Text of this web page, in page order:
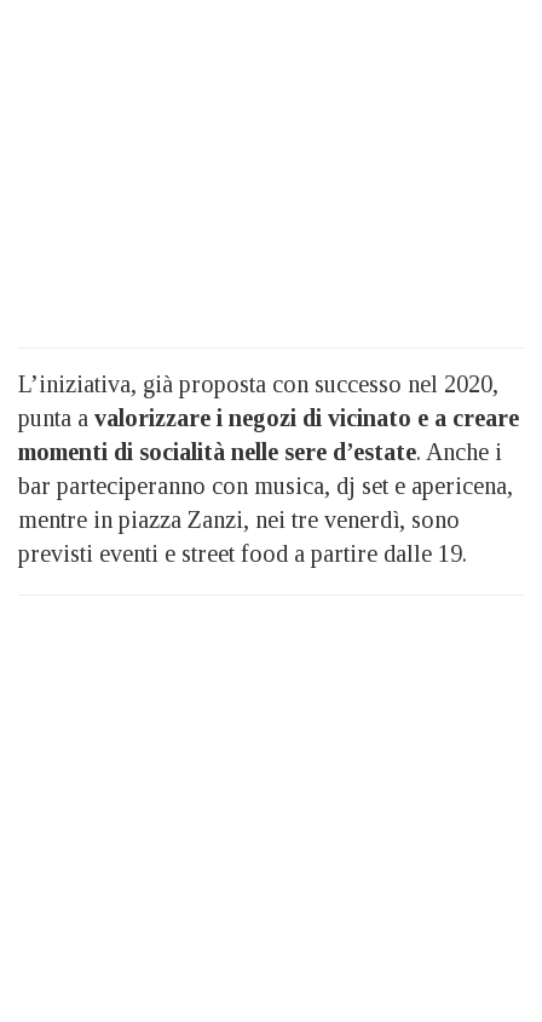
L’iniziativa, già proposta con successo nel 2020,
punta a valorizzare i negozi di vicinato e a creare
momenti di socialità nelle sere d’estate. Anche i
bar parteciperanno con musica, dj set e apericena,
mentre in piazza Zanzi, nei tre venerdì, sono
previsti eventi e street food a partire dalle 19.